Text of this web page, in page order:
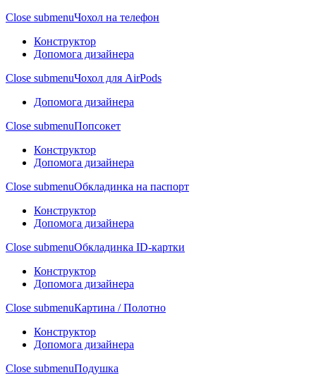
Close submenuЧохол на телефон
Конструктор
Допомога дизайнера
Close submenuЧохол для AirPods
Допомога дизайнера
Close submenuПопсокет
Конструктор
Допомога дизайнера
Close submenuОбкладинка на паспорт
Конструктор
Допомога дизайнера
Close submenuОбкладинка ID-картки
Конструктор
Допомога дизайнера
Close submenuКартина / Полотно
Конструктор
Допомога дизайнера
Close submenuПодушка